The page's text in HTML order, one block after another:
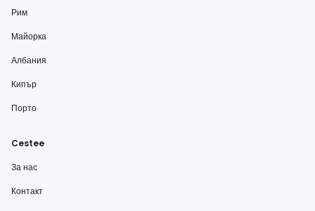
Рим
Майорка
Албания
Кипър
Порто
Cestee
За нас
Контакт